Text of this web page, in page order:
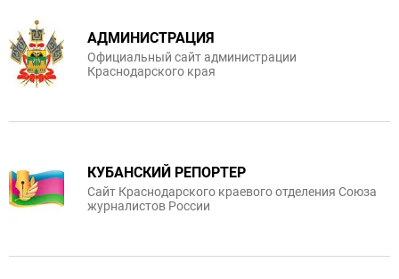
АДМИНИСТРАЦИЯ
Официальный сайт администрации
Краснодарского края
КУБАНСКИЙ РЕПОРТЕР
Сайт Краснодарского краевого отделения Союза
журналистов России